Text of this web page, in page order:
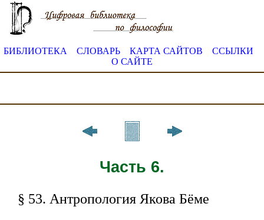
БИБЛИОТЕКА СЛОВАРЬ КАРТА САЙТОВ
ССЫЛКИ
О САЙТЕ
Часть 6.
§ 53. Антропология Якова Бёме